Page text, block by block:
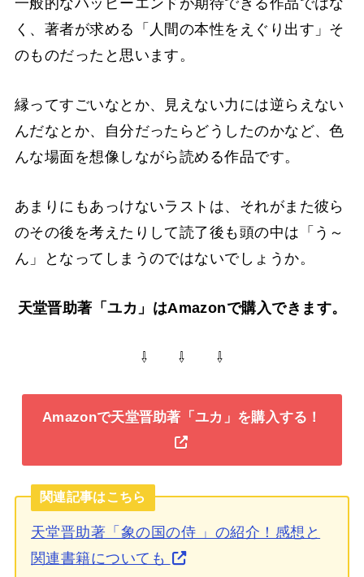
く、著者が求める「人間の本性をえぐり出す」そ
のものだったと思います。
縁ってすごいなとか、見えない力には逆らえない
んだなとか、自分だったらどうしたのかなど、色
んな場面を想像しながら読める作品です。
あまりにもあっけないラストは、それがまた彼ら
のその後を考えたりして読了後も頭の中は「う～
ん」となってしまうのではないでしょうか。
天堂晋助著「ユカ」はAmazonで購入できます。
⇩ ⇩ ⇩
Amazonで天堂晋助著「ユカ」を購入する！
関連記事はこちら
天堂晋助著「象の国の侍 」の紹介！感想と
関連書籍についても